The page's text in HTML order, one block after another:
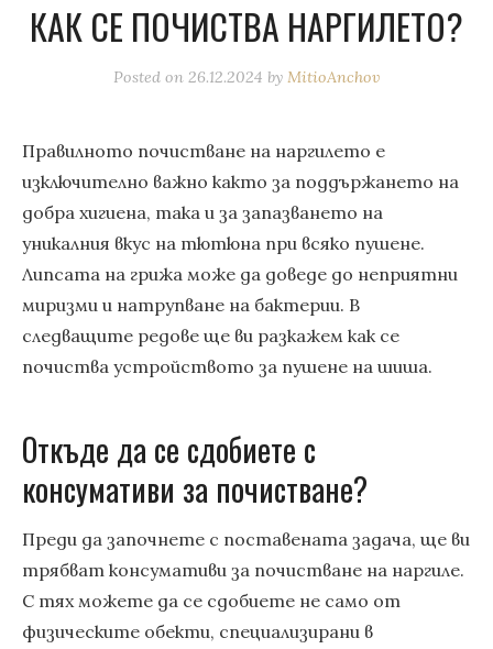
КАК СЕ ПОЧИСТВА НАРГИЛЕТО?
Posted on 26.12.2024 by MitioAnchov
Правилното почистване на наргилето е
изключително важно както за поддържането на
добра хигиена, така и за запазването на
уникалния вкус на тютюна при всяко пушене.
Липсата на грижа може да доведе до неприятни
миризми и натрупване на бактерии. В
следващите редове ще ви разкажем как се
почиства устройството за пушене на шиша.
Откъде да се сдобиете с
консумативи за почистване?
Преди да започнете с поставената задача, ще ви
трябват консумативи за почистване на наргиле.
С тях можете да се сдобиете не само от
физическите обекти, специализирани в